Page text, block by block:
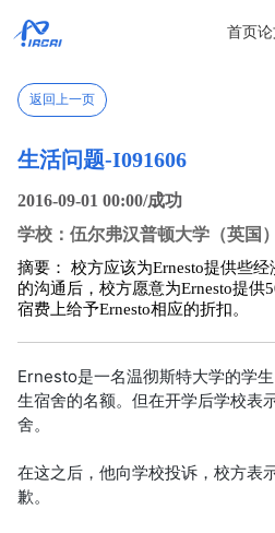
首页
返回上一页
生活问题-I091606
2016-09-01 00:00/成功
学校：伍尔弗汉普顿大学（英国）
摘要： 校方应该为Ernesto提供些
的沟通后，校方愿意为Ernesto提供
宿费上给予Ernesto相应的折扣。
Ernesto是一名温彻斯特大学的学
生宿舍的名额。但在开学后学校表
舍。
在这之后，他向学校投诉，校方表
歉。